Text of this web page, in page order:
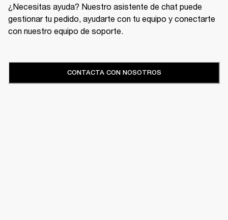
¿Necesitas ayuda? Nuestro asistente de chat puede
gestionar tu pedido, ayudarte con tu equipo y conectarte
con nuestro equipo de soporte.
CONTACTA CON NOSOTROS